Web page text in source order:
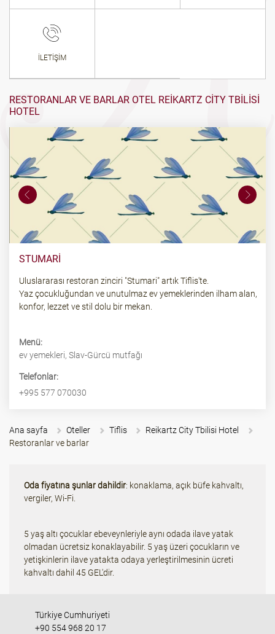
İLETİŞİM
RESTORANLAR VE BARLAR OTEL REIKARTZ CITY TBILISI
HOTEL
STUMARI
Uluslararası restoran zinciri "Stumari" artık Tiflis'te.
Yaz çocukluğundan ve unutulmaz ev yemeklerinden ilham alan,
konfor, lezzet ve stil dolu bir mekan.
Menü:
ev yemekleri, Slav-Gürcü mutfağı
Telefonlar:
+995 577 070030
Ana sayfa Oteller Tiflis
Reikartz City Tbilisi Hotel
Restoranlar ve barlar
Oda fiyatına şunlar dahildir: konaklama, açık büfe kahvaltı,
vergiler, Wi-Fi.
5 yaş altı çocuklar ebeveynleriyle aynı odada ilave yatak
olmadan ücretsiz konaklayabilir. 5 yaş üzeri çocukların ve
yetişkinlerin ilave yatakta odaya yerleştirilmesinin ücreti
kahvaltı dahil 45 GEL'dir.
Türkiye Cumhuriyeti
+90 554 968 20 17